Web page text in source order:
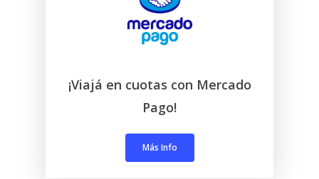
¡Viajá en cuotas con Mercado
Pago!
Más Info